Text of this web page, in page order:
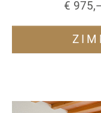
€ 975